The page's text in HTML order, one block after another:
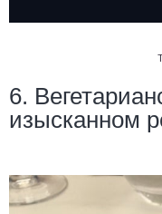
6.
изысканном